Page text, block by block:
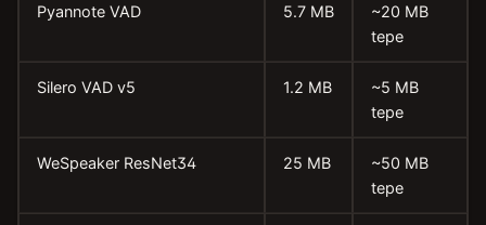
Pyannote VAD 5.7 MB
~20 MB
tepe
Silero VAD v5 1.2 MB
~5 MB
tepe
WeSpeaker ResNet34 25 MB
~50 MB
tepe